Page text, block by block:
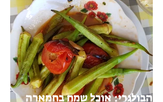
הבולגרי: אוכל שמח בחמארה